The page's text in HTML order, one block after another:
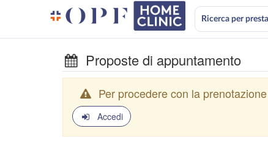
Ricerca per
Proposte di appuntamento
Per procedere con la
Accedi